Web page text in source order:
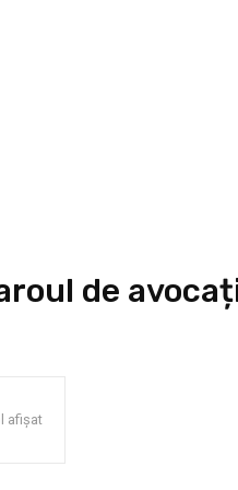
de
afișat